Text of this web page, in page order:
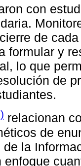
con
de
formular y
lo que
de
relacionan
de
de la
enfoque